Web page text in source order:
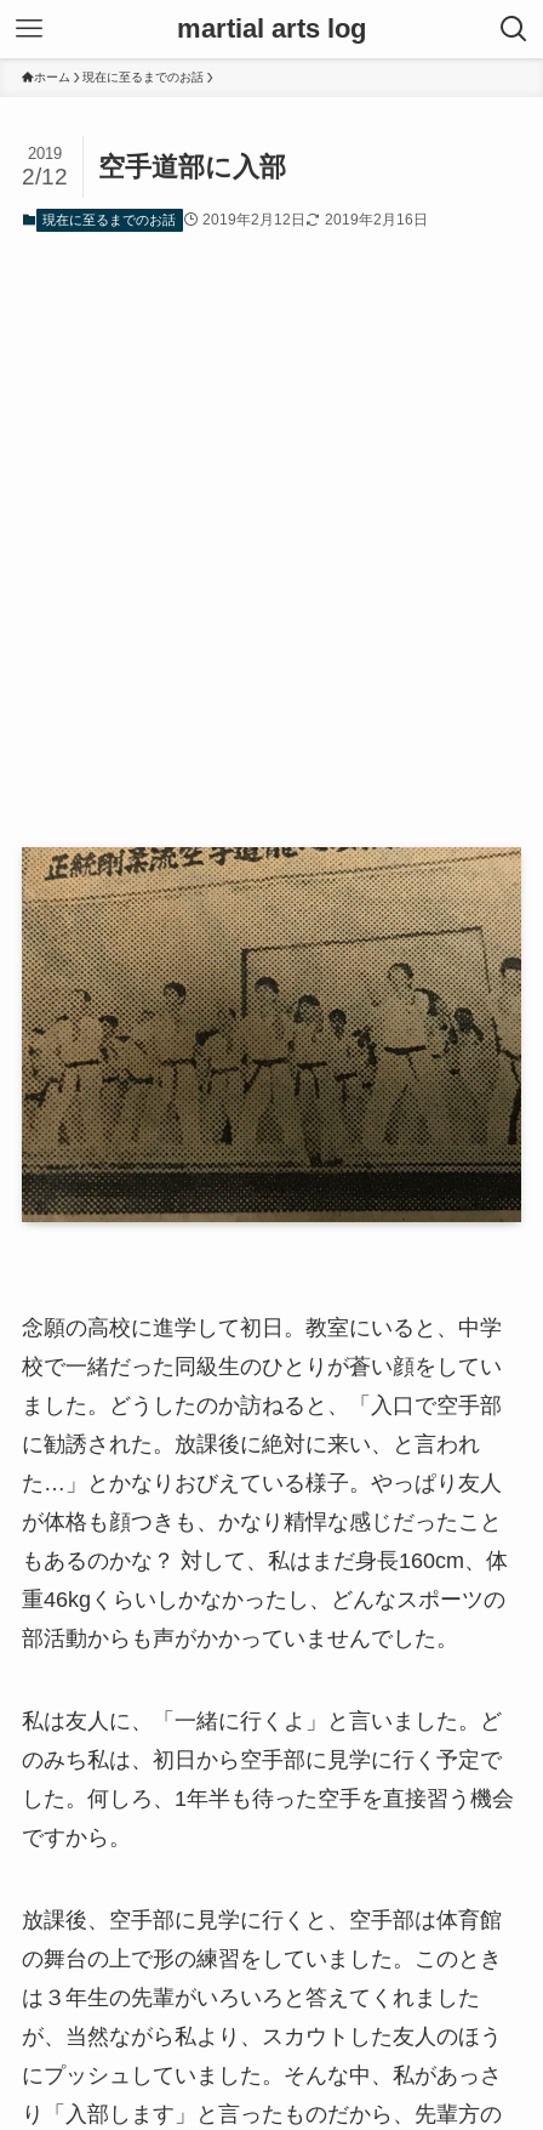
martial arts log
ホーム 現在に至るまでのお話
空手道部に入部
2019
2/12
現在に至るまでのお話 2019年2月12日 2019年2月16日
念願の高校に進学して初日。教室にいると、中学
校で一緒だった同級生のひとりが蒼い顔をしてい
ました。どうしたのか訪ねると、「入口で空手部
に勧誘された。放課後に絶対に来い、と言われ
た…」とかなりおびえている様子。やっぱり友人
が体格も顔つきも、かなり精悍な感じだったこと
もあるのかな？ 対して、私はまだ身長160cm、体
重46kgくらいしかなかったし、どんなスポーツの
部活動からも声がかかっていませんでした。
私は友人に、「一緒に行くよ」と言いました。ど
のみち私は、初日から空手部に見学に行く予定で
した。何しろ、1年半も待った空手を直接習う機会
ですから。
放課後、空手部に見学に行くと、空手部は体育館
の舞台の上で形の練習をしていました。このとき
は３年生の先輩がいろいろと答えてくれました
が、当然ながら私より、スカウトした友人のほう
にプッシュしていました。そんな中、私があっさ
り「入部します」と言ったものだから、先輩方の